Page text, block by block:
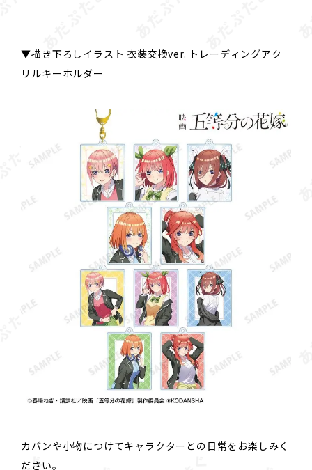
▼描き下ろしイラスト 衣装交換ver. トレーディングアク
リルキーホルダー
カバンや小物につけてキャラクターとの日常をお楽しみく
ださい。